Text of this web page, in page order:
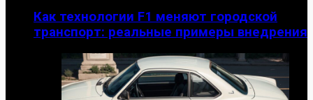
Как технологии F1 меняют городской
транспорт: реальные примеры внедрения